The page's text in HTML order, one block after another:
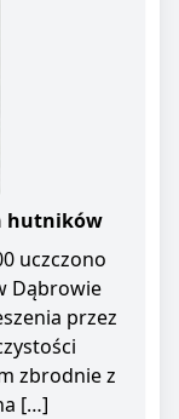
hutników
uczczono
Dąbrowie
przez
zbrodnie z
[…]